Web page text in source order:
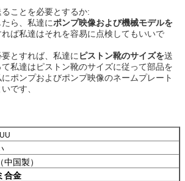
ことを必要とするか:
ら、私達にポンプ映像および機械モデルを
ば私達はそれを容易に点検してもいいで
とすれば、私達に ピストン靴のサイズを送
私達はピストン靴のサイズに従って部品を
ポンプおよびポンプ映像のネームプレート
です、
中国製）
合金